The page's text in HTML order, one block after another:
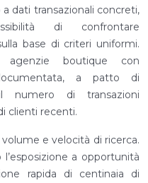
dati transazionali concreti,
di confrontare
base di criteri uniformi.
agenzie boutique con
a patto di
numero di transazioni
clienti recenti.
e velocità di ricerca.
a opportunità
rapida di centinaia di